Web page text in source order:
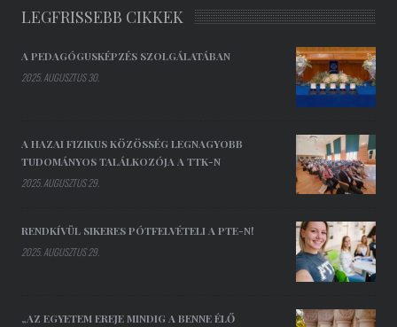
LEGFRISSEBB CIKKEK
A PEDAGÓGUSKÉPZÉS SZOLGÁLATÁBAN
2025. AUGUSZTUS 30.
A HAZAI FIZIKUS KÖZÖSSÉG LEGNAGYOBB
TUDOMÁNYOS TALÁLKOZÓJA A TTK-N
2025. AUGUSZTUS 29.
RENDKÍVÜL SIKERES PÓTFELVÉTELI A PTE-N!
2025. AUGUSZTUS 29.
„AZ EGYETEM EREJE MINDIG A BENNE ÉLŐ